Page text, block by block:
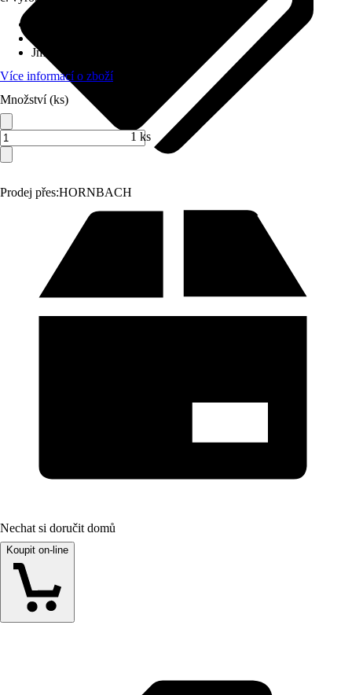
Prodej přes:HORNBACH
Jmenovitý objem
Více informací o zboží
Množství (ks)
1 ks
Nechat si doručit domů
Koupit on-line